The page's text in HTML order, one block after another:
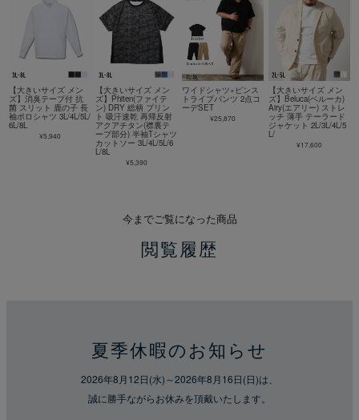
【大きいサイズ メン
ズ】消臭テープ付 抗
菌 スリット 鹿の子 長
袖ポロシャツ 3L/4L/5L/
6L/8L
¥5,940
【大きいサイズ メン
ズ】Phiten(ファイテ
ン) DRY 総柄 プリン
ト 吸汗速乾 再帰反射
アクアチタン(襟裏テ
ープ部分) 半袖Tシャツ
カットソー 3L/4L/5L/6
L/8L
¥5,390
ワイドシャツ×ピンス
トライプパンツ 2点コ
ーデSET
¥25,870
【大きいサイズ メン
ズ】Beluca(ベルーカ)
Airy(エアリー) ストレ
ッチ 薄手 テーラード
ジャケット 2L/3L/4L/5
L/
¥17,600
今までご覧になった商品
閲覧履歴
夏季休暇のお知らせ
2026年8月12日(水)～2026年8月16日(日)は、
誠に勝手ながらお休みを頂戴いたします。